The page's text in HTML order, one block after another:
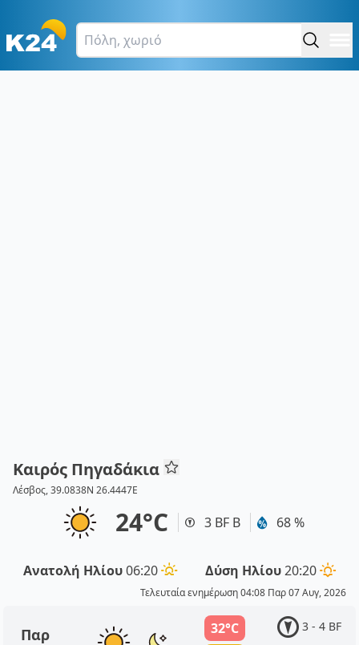
Καιρός Πηγαδάκια
Λέσβος, 39.0838N 26.4447E
24°C 3 BF Β 68 %
Ανατολή Ηλίου06:20 Δύση Ηλίου20:20
Τελευταία ενημέρωση 04:08 Παρ 07 Αυγ, 2026
Παρ
32°C
3 - 4 BF